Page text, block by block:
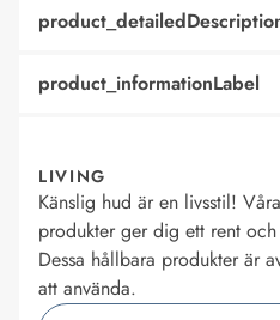
product_informationLabel
LIVING
Känslig hud är en livsstil!
produkter ger dig ett rent
Dessa hållbara produkter är
att använda.